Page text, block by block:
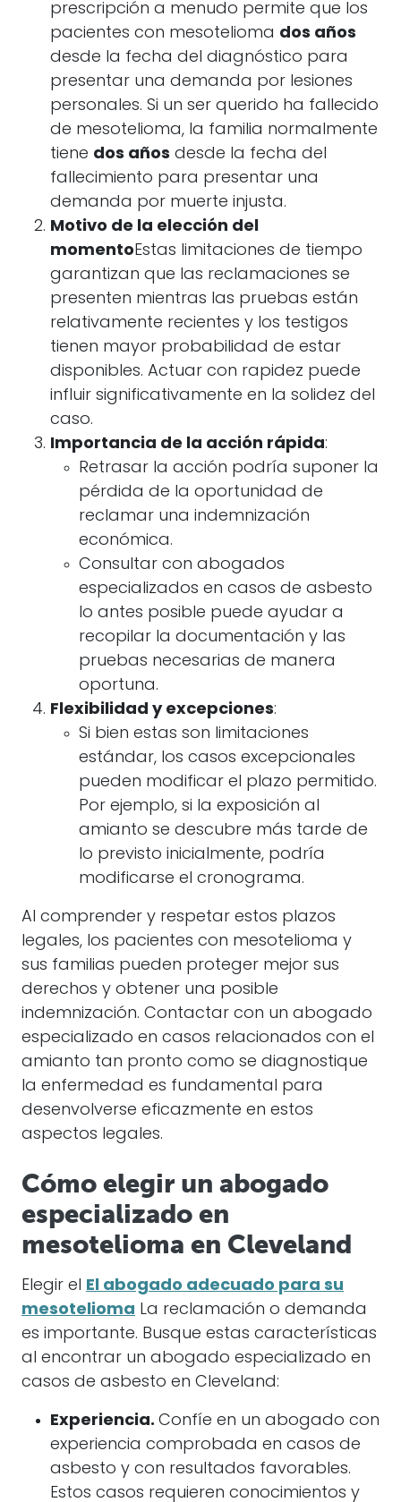
prescripción a menudo permite que los
pacientes con mesotelioma dos años
desde la fecha del diagnóstico para
presentar una demanda por lesiones
personales. Si un ser querido ha fallecido
de mesotelioma, la familia normalmente
tiene dos años desde la fecha del
fallecimiento para presentar una
demanda por muerte injusta.
Motivo de la elección del
momentoEstas limitaciones de tiempo
garantizan que las reclamaciones se
presenten mientras las pruebas están
relativamente recientes y los testigos
tienen mayor probabilidad de estar
disponibles. Actuar con rapidez puede
influir significativamente en la solidez del
caso.
Importancia de la acción rápida:
Retrasar la acción podría suponer la
pérdida de la oportunidad de
reclamar una indemnización
económica.
Consultar con abogados
especializados en casos de asbesto
lo antes posible puede ayudar a
recopilar la documentación y las
pruebas necesarias de manera
oportuna.
Flexibilidad y excepciones:
Si bien estas son limitaciones
estándar, los casos excepcionales
pueden modificar el plazo permitido.
Por ejemplo, si la exposición al
amianto se descubre más tarde de
lo previsto inicialmente, podría
modificarse el cronograma.
Al comprender y respetar estos plazos
legales, los pacientes con mesotelioma y
sus familias pueden proteger mejor sus
derechos y obtener una posible
indemnización. Contactar con un abogado
especializado en casos relacionados con el
amianto tan pronto como se diagnostique
la enfermedad es fundamental para
desenvolverse eficazmente en estos
aspectos legales.
Cómo elegir un abogado
especializado en
mesotelioma en Cleveland
Elegir el El abogado adecuado para su
mesotelioma La reclamación o demanda
es importante. Busque estas características
al encontrar un abogado especializado en
casos de asbesto en Cleveland:
Experiencia. Confíe en un abogado con
experiencia comprobada en casos de
asbesto y con resultados favorables.
Estos casos requieren conocimientos y